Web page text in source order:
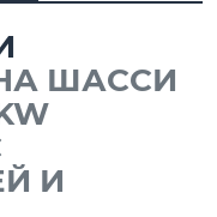
ШАССИ
И